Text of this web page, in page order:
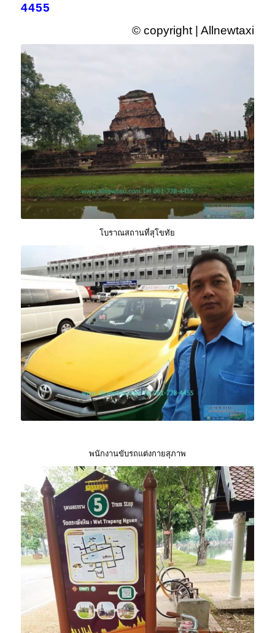
4455
© copyright | Allnewtaxi
โบราณสถานที่สุโขทัย
พนักงานขับรถแต่งกายสุภาพ